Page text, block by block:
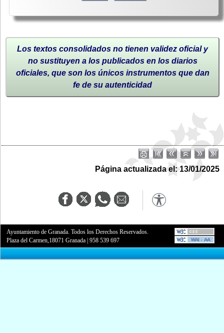
Los textos consolidados no tienen validez oficial y
no sustituyen a los publicados en los diarios
oficiales, que son los únicos instrumentos que dan
fe de su autenticidad
Página actualizada el: 13/01/2025
Ayuntamiento de Granada. Todos los Derechos Reservados.
Plaza del Carmen,18071 Granada |958 539 697